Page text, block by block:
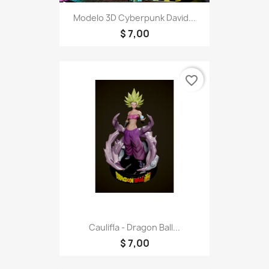
Modelo 3D Cyberpunk David...
$ 7,00
Caulifla - Dragon Ball...
$ 7,00
favorite_border